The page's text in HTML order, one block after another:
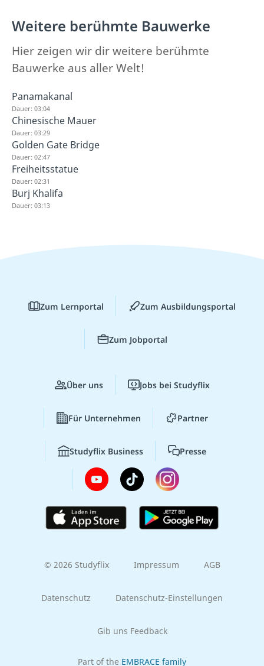
Weitere berühmte Bauwerke
Hier zeigen wir dir weitere berühmte
Bauwerke aus aller Welt!
Panamakanal
Dauer: 03:04
Chinesische Mauer
Dauer: 03:29
Golden Gate Bridge
Dauer: 02:47
Freiheitsstatue
Dauer: 02:31
Burj Khalifa
Dauer: 03:13
Zum Lernportal Zum Ausbildungsportal
Zum Jobportal
Über uns Jobs bei Studyflix
Für Unternehmen Partner
Studyflix Business Presse
© 2026 Studyflix Impressum AGB
Datenschutz Datenschutz-Einstellungen
Gib uns Feedback
Part of the EMBRACE family